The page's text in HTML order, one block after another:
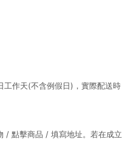
工作天(不含例假日)，實際配送時
/ 點擊商品 / 填寫地址。若在成立